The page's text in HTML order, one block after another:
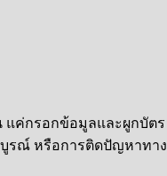
แค่กรอกข้อมูลและผูกบัตร
บูรณ์ หรือการติดปัญหาทาง